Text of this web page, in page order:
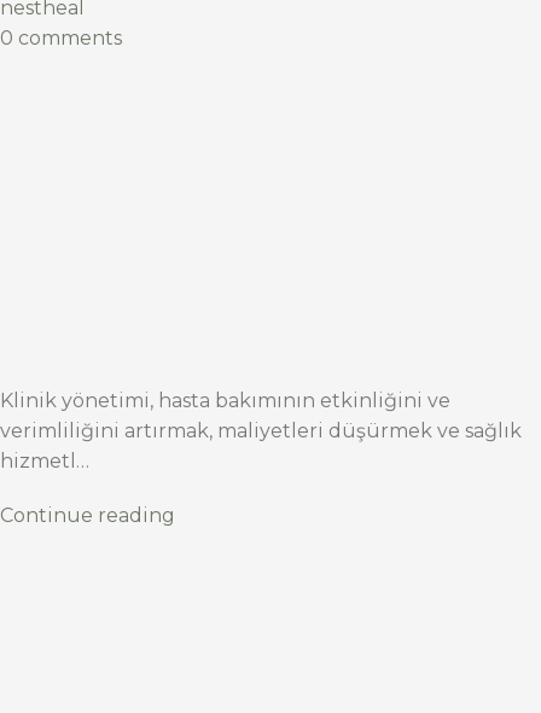
nestheal
0 comments
Klinik yönetimi, hasta bakımının etkinliğini ve
verimliliğini artırmak, maliyetleri düşürmek ve sağlık
hizmetl…
Continue reading